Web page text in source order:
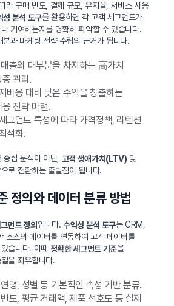
라 구매 빈도, 결제 규모, 유지율, 서비스 사용
성 분석 도구를 활용하면 각 고객 세그먼트가
기여하는지를 명확히 파악할 수 있습니다.
분과 마케팅 전략 수립의 근거가 됩니다.
출의 대부분을 차지하는 高가치
관리.
비용 대비 낮은 수익을 창출하는
전략 마련.
그먼트 특성에 따라 가격정책, 리텐션
적화.
중심 분석이 아닌, 고객 생애가치(LTV) 및
로 전환하는 출발점이 됩니다.
정의와 데이터 분류 방법
먼트 정의 입니다. 수익성 분석 도구는 CRM,
소스의 데이터를 연동하여 고객 데이터를
습니다. 이때 정확한 세그먼트 기준을
을 좌우합니다.
령, 성별 등 기본적인 속성 기반 분류.
도, 평균 거래액, 제품 선호도 등 실제